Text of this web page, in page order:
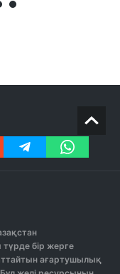
бір жерге
ағартушылық